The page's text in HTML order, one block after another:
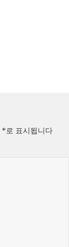
*로 표시됩니다